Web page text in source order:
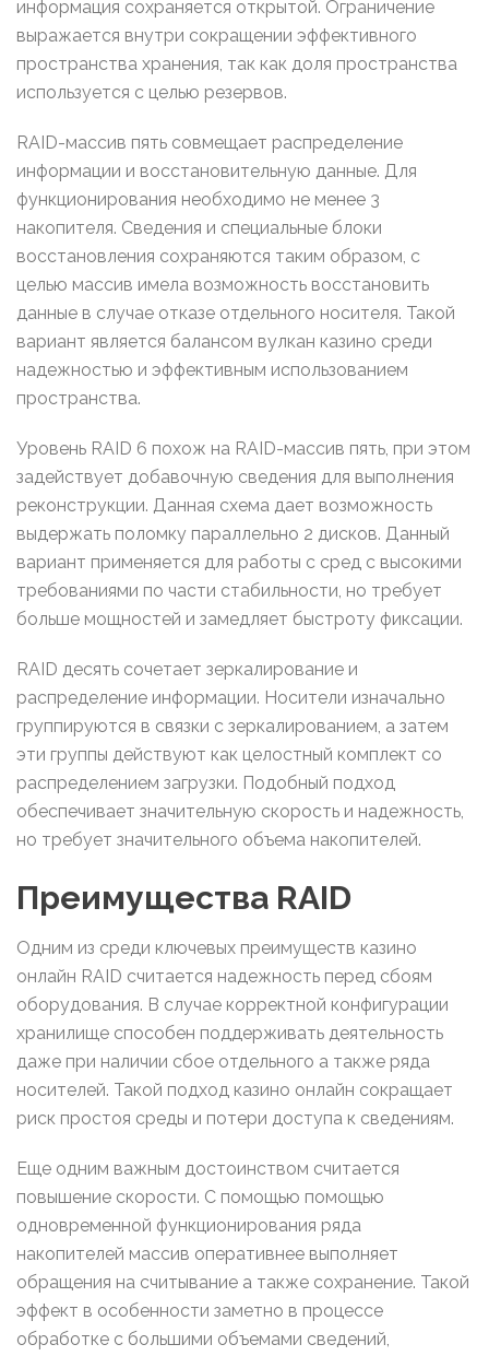
информация сохраняется открытой. Ограничение
выражается внутри сокращении эффективного
пространства хранения, так как доля пространства
используется с целью резервов.
RAID-массив пять совмещает распределение
информации и восстановительную данные. Для
функционирования необходимо не менее 3
накопителя. Сведения и специальные блоки
восстановления сохраняются таким образом, с
целью массив имела возможность восстановить
данные в случае отказе отдельного носителя. Такой
вариант является балансом вулкан казино среди
надежностью и эффективным использованием
пространства.
Уровень RAID 6 похож на RAID-массив пять, при этом
задействует добавочную сведения для выполнения
реконструкции. Данная схема дает возможность
выдержать поломку параллельно 2 дисков. Данный
вариант применяется для работы с сред с высокими
требованиями по части стабильности, но требует
больше мощностей и замедляет быстроту фиксации.
RAID десять сочетает зеркалирование и
распределение информации. Носители изначально
группируются в связки с зеркалированием, а затем
эти группы действуют как целостный комплект со
распределением загрузки. Подобный подход
обеспечивает значительную скорость и надежность,
но требует значительного объема накопителей.
Преимущества RAID
Одним из среди ключевых преимуществ казино
онлайн RAID считается надежность перед сбоям
оборудования. В случае корректной конфигурации
хранилище способен поддерживать деятельность
даже при наличии сбое отдельного а также ряда
носителей. Такой подход казино онлайн сокращает
риск простоя среды и потери доступа к сведениям.
Еще одним важным достоинством считается
повышение скорости. С помощью помощью
одновременной функционирования ряда
накопителей массив оперативнее выполняет
обращения на считывание а также сохранение. Такой
эффект в особенности заметно в процессе
обработке с большими объемами сведений,